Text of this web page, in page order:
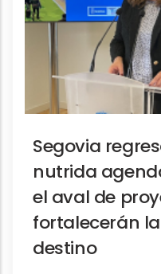
Segovia
nutrida
el aval de
fortalecerán
destino